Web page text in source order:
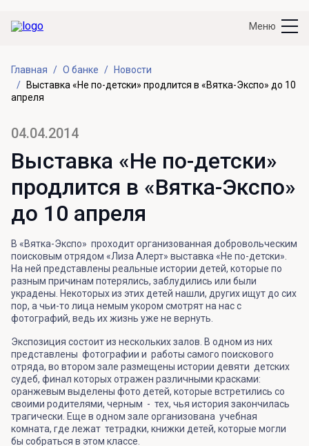
Меню
Главная О банке
Новости
Выставка «Не по-детски» продлится в «Вятка-Экспо» до 10
апреля
04.04.2014
Выставка «Не по-детски»
продлится в «Вятка-Экспо»
до 10 апреля
В «Вятка-Экспо» проходит организованная добровольческим
поисковым отрядом «Лиза Алерт» выставка «Не по-детски».
На ней представлены реальные истории детей, которые по
разным причинам потерялись, заблудились или были
украдены. Некоторых из этих детей нашли, других ищут до сих
пор, а чьи-то лица немым укором смотрят на нас с
фотографий, ведь их жизнь уже не вернуть.
Экспозиция состоит из нескольких залов. В одном из них
представлены фотографии и работы самого поискового
отряда, во втором зале размещены истории девяти детских
судеб, финал которых отражен различными красками:
оранжевым выделены фото детей, которые встретились со
своими родителями, черным - тех, чья история закончилась
трагически. Еще в одном зале организована учебная
комната, где лежат тетрадки, книжки детей, которые могли
бы собраться в этом классе.